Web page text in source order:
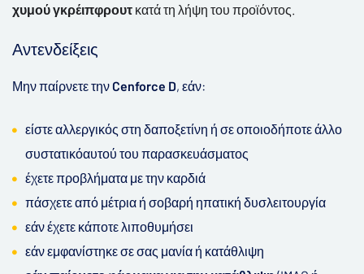
χυμού γκρέιπφρουτ κατά τη λήψη του προϊόντος.
Αντενδείξεις
Μην παίρνετε τηνCenforce D, εάν:
είστε αλλεργικός στη δαποξετίνη ή σε οποιοδήποτε άλλο
συστατικόαυτού του παρασκευάσματος
έχετε προβλήματα με την καρδιά
πάσχετε από μέτρια ή σοβαρή ηπατική δυσλειτουργία
εάν έχετε κάποτε λιποθυμήσει
εάν εμφανίστηκε σε σας μανία ή κατάθλιψη